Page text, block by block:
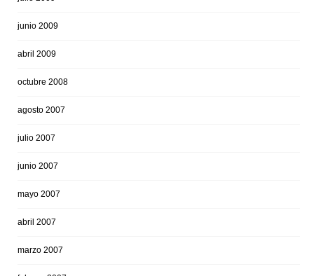
junio 2009
abril 2009
octubre 2008
agosto 2007
julio 2007
junio 2007
mayo 2007
abril 2007
marzo 2007